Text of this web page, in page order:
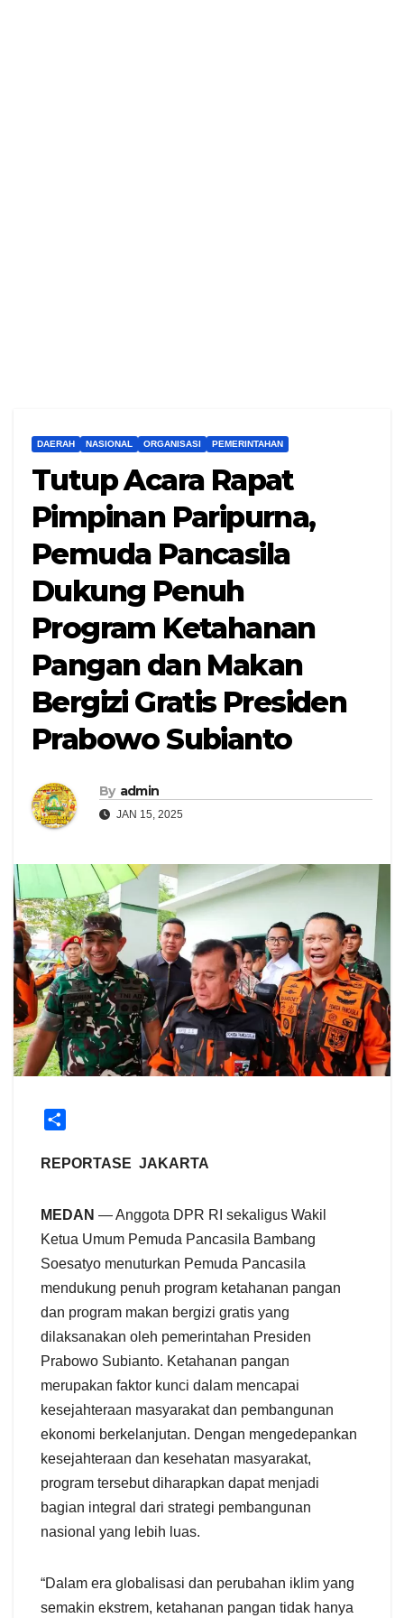
DAERAH NASIONAL ORGANISASI PEMERINTAHAN
Tutup Acara Rapat
Pimpinan Paripurna,
Pemuda Pancasila
Dukung Penuh
Program Ketahanan
Pangan dan Makan
Bergizi Gratis Presiden
Prabowo Subianto
By admin
JAN 15, 2025
a
e
REPORTASE JAKARTA
MEDAN — Anggota DPR RI sekaligus Wakil
Ketua Umum Pemuda Pancasila Bambang
Soesatyo menuturkan Pemuda Pancasila
mendukung penuh program ketahanan pangan
dan program makan bergizi gratis yang
dilaksanakan oleh pemerintahan Presiden
Prabowo Subianto. Ketahanan pangan
merupakan faktor kunci dalam mencapai
kesejahteraan masyarakat dan pembangunan
ekonomi berkelanjutan. Dengan mengedepankan
kesejahteraan dan kesehatan masyarakat,
program tersebut diharapkan dapat menjadi
bagian integral dari strategi pembangunan
nasional yang lebih luas.
“Dalam era globalisasi dan perubahan iklim yang
semakin ekstrem, ketahanan pangan tidak hanya